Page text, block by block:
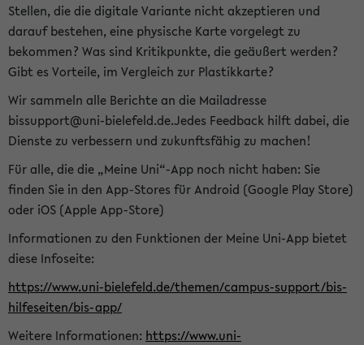
Stellen, die die digitale Variante nicht akzeptieren und
darauf bestehen, eine physische Karte vorgelegt zu
bekommen? Was sind Kritikpunkte, die geäußert werden?
Gibt es Vorteile, im Vergleich zur Plastikkarte?
Wir sammeln alle Berichte an die Mailadresse
bissupport@uni-bielefeld.de.Jedes Feedback hilft dabei, die
Dienste zu verbessern und zukunftsfähig zu machen!
Für alle, die die „Meine Uni“-App noch nicht haben: Sie
finden Sie in den App-Stores für Android (Google Play Store)
oder iOS (Apple App-Store)
Informationen zu den Funktionen der Meine Uni-App bietet
diese Infoseite:
https://www.uni-bielefeld.de/themen/campus-support/bis-
hilfeseiten/bis-app/
Weitere Informationen: https://www.uni-